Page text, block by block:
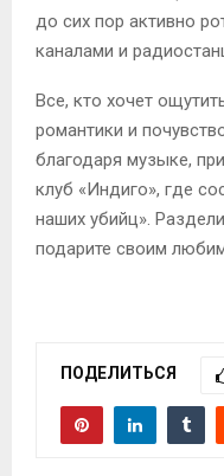
до сих пор активно
каналами и
Все, кто хочет
романтики и
благодаря музыке,
клуб «Индиго», где
наших убийц».
подарите своим
ПОДЕЛИТЬСЯ